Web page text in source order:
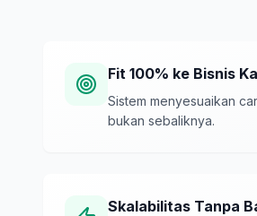
Fit 100% ke Bisnis
Sistem menyesuaikan
bukan sebaliknya.
Skalabilitas Tanpa